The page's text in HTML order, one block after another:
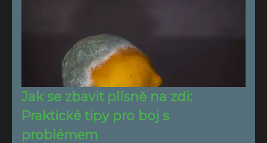
Jak se zbavit plísně na zdi:
Praktické tipy pro boj s
problémem